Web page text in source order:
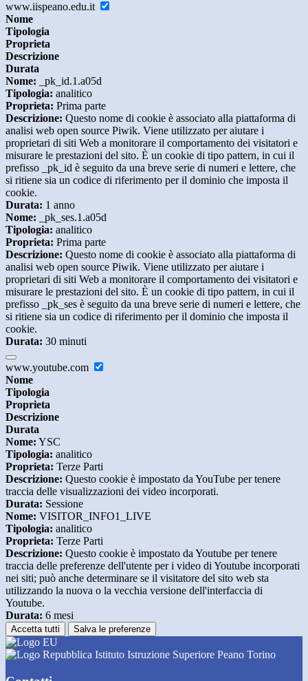
www.iispeano.edu.it
Nome
Tipologia
Proprieta
Descrizione
Durata
Nome: _pk_id.1.a05d
Tipologia: analitico
Proprieta: Prima parte
Descrizione: Questo nome di cookie è associato alla piattaforma di
analisi web open source Piwik. Viene utilizzato per aiutare i
proprietari di siti Web a monitorare il comportamento dei visitatori e
misurare le prestazioni del sito. È un cookie di tipo pattern, in cui il
prefisso _pk_id è seguito da una breve serie di numeri e lettere, che
si ritiene sia un codice di riferimento per il dominio che imposta il
cookie.
Durata: 1 anno
Nome: _pk_ses.1.a05d
Tipologia: analitico
Proprieta: Prima parte
Descrizione: Questo nome di cookie è associato alla piattaforma di
analisi web open source Piwik. Viene utilizzato per aiutare i
proprietari di siti Web a monitorare il comportamento dei visitatori e
misurare le prestazioni del sito. È un cookie di tipo pattern, in cui il
prefisso _pk_ses è seguito da una breve serie di numeri e lettere, che
si ritiene sia un codice di riferimento per il dominio che imposta il
cookie.
Durata: 30 minuti
www.youtube.com
Nome
Tipologia
Proprieta
Descrizione
Durata
Nome: YSC
Tipologia: analitico
Proprieta: Terze Parti
Descrizione: Questo cookie è impostato da YouTube per tenere
traccia delle visualizzazioni dei video incorporati.
Durata: Sessione
Nome: VISITOR_INFO1_LIVE
Tipologia: analitico
Proprieta: Terze Parti
Descrizione: Questo cookie è impostato da Youtube per tenere
traccia delle preferenze dell'utente per i video di Youtube incorporati
nei siti; può anche determinare se il visitatore del sito web sta
utilizzando la nuova o la vecchia versione dell'interfaccia di
Youtube.
Durata: 6 mesi
Accetta tutti Salva le preferenze
Istituto Istruzione Superiore Peano Torino